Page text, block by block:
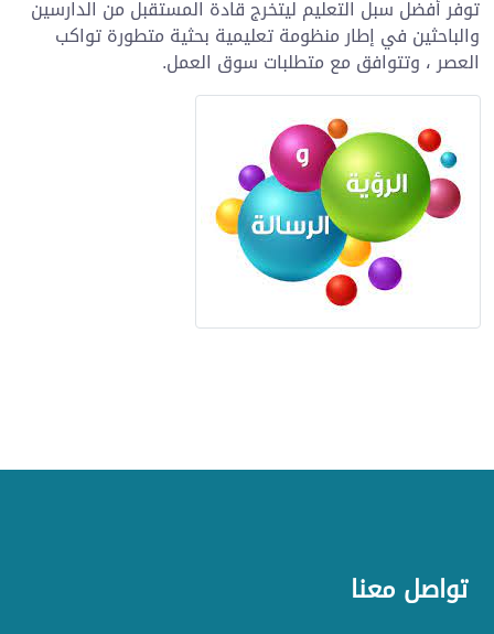
توفر أفضل سبل التعليم ليتخرج قادة المستقبل من الدارسين
والباحثين في إطار منظومة تعليمية بحثية متطورة تواكب
العصر ، وتتوافق مع متطلبات سوق العمل.
تواصل معنا